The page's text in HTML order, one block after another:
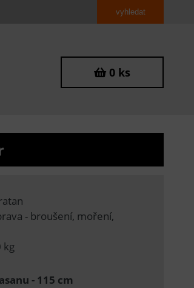
0 ks
- broušení, moření,
kg
- 115 cm